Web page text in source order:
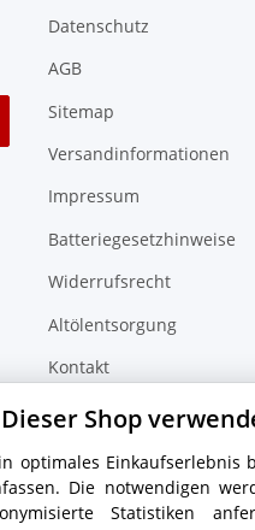
Datenschutz
AGB
Sitemap
Versandinformationen
Impressum
Batteriegesetzhinweise
Widerrufsrecht
Altölentsorgung
Kontakt
Zubehör Finder
Dieser Shop
optimales
Die notwendigen
Statistiken